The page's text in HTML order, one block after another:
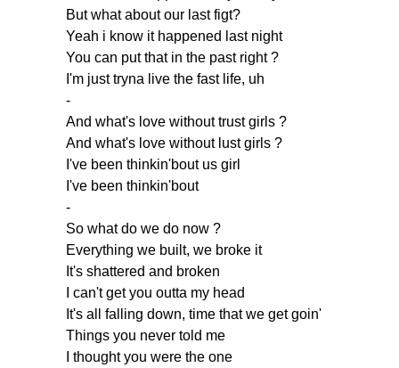
But what about our last figt?
Yeah i know it happened last night
You can put that in the past right?
I'm just tryna live the fast life, uh
-
And what's love without trust girls ?
And what's love without lust girls ?
I've been thinkin'bout us girl
I've been thinkin'bout
-
So what do we do now ?
Everything we built, we broke it
It's shattered and broken
can't get you outta my head
It's all falling down, time that we get goin'
Things you never told me
thought you were the one